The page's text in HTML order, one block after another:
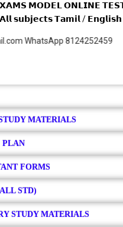
𝗠𝗢𝗗𝗘𝗟 𝗢𝗡𝗟𝗜𝗡𝗘
𝗔𝗹𝗹 𝘀𝘂𝗯𝗷𝗲𝗰𝘁𝘀 𝗧𝗮𝗺𝗶𝗹 /
8124252459
MATERIALS
PLAN
FORMS
STD)
STUDY MATERIALS